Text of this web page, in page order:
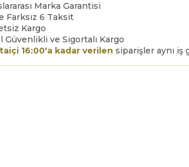
Marka Garantisi
Farksız 6 Taksit
Kargo
Güvenlikli ve Sigortalı Kargo
16:00'a kadar verilen siparişler aynı iş